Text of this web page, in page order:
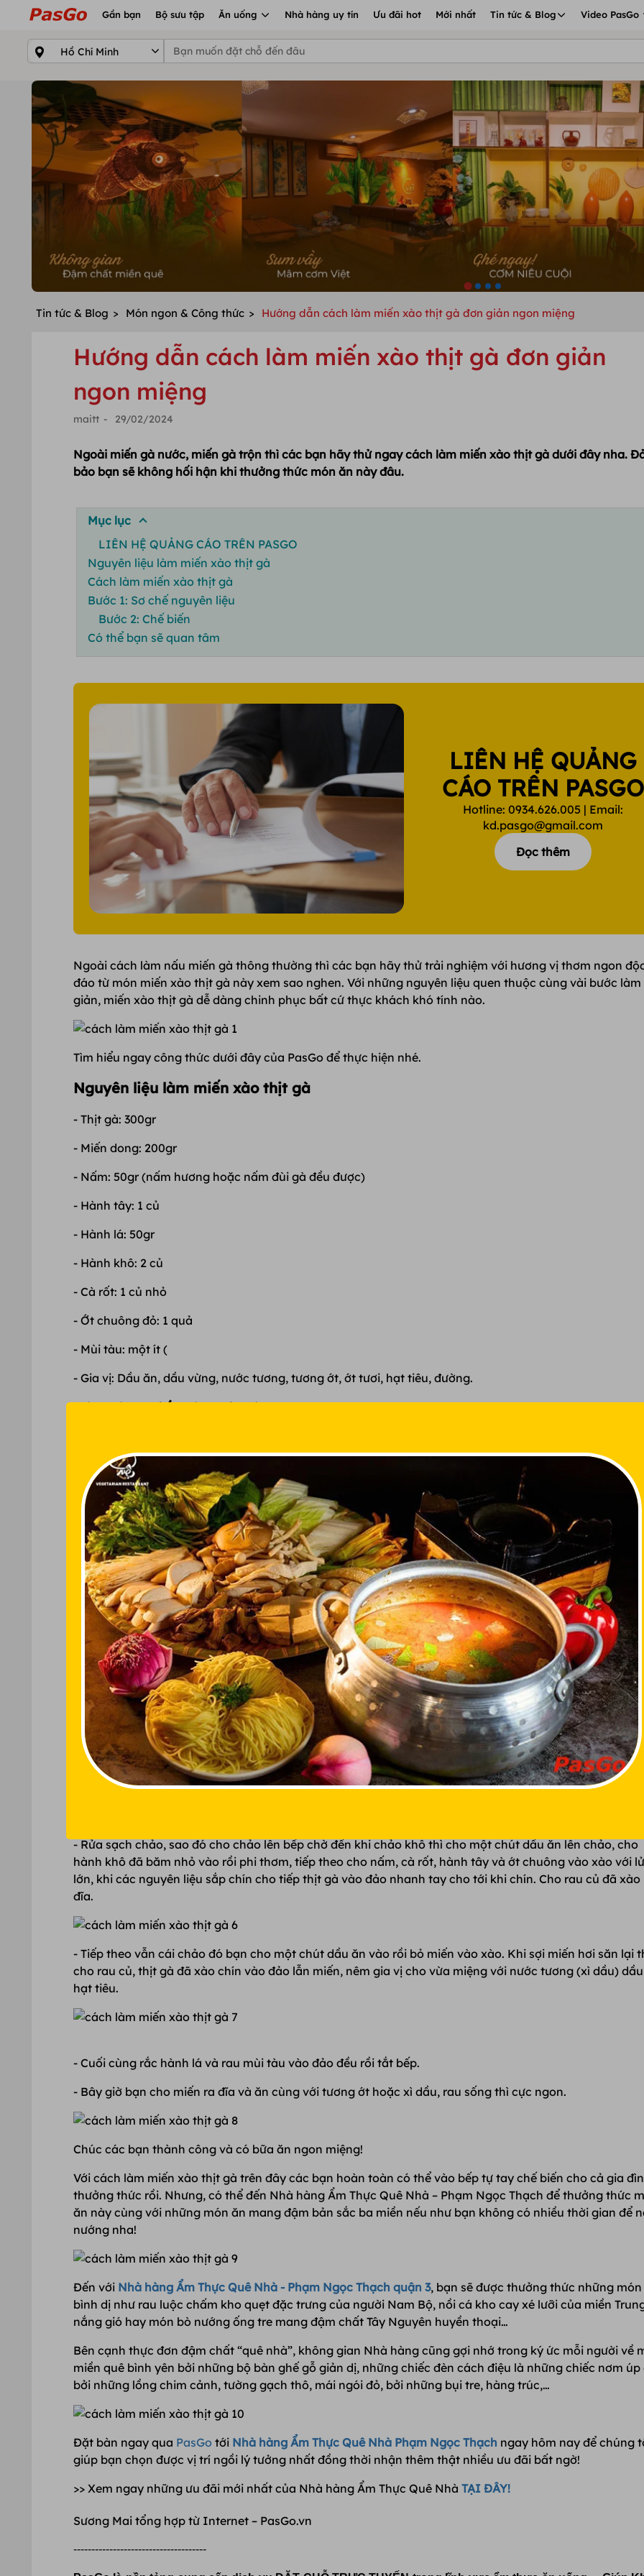
Gần bạn Bộ sưu tập Ăn uống Nhà hàng uy tín Ưu đãi hot Mới nhất Tin tức & Blog Video PasGo
Tin tức & Blog > Món ngon & Công thức > Hướng dẫn cách làm miến xào thịt gà đơn giản ngon miệng
Hướng dẫn cách làm miến xào thịt gà đơn giản
ngon miệng
maitt - 29/02/2024
Ngoài miến gà nước, miến gà trộn thì các bạn hãy thử ngay cách làm miến xào thịt gà dưới đây nha.
bảo bạn sẽ không hối hận khi thưởng thức món ăn này đâu.
Mục lục
LIÊN HỆ QUẢNG CÁO TRÊN PASGO
Nguyên liệu làm miến xào thịt gà
Cách làm miến xào thịt gà
Bước 1: Sơ chế nguyên liệu
Bước 2: Chế biến
Có thể bạn sẽ quan tâm
LIÊN HỆ QUẢNG
CÁO TRÊN PASGO
Hotline: 0934.626.005 | Email:
kd.pasgo@gmail.com
Đọc thêm
Ngoài cách làm nấu miến gà thông thường thì các bạn hãy thử trải nghiệm với hương vị thơm ngon
đáo từ món miến xào thịt gà này xem sao nghen. Với những nguyên liệu quen thuộc cùng vài bước làm
giản, miến xào thịt gà dễ dàng chinh phục bất cứ thực khách khó tính nào.
Tìm hiểu ngay công thức dưới đây của PasGo để thực hiện nhé.
Nguyên liệu làm miến xào thịt gà
- Thịt gà: 300gr
- Miến dong: 200gr
- Nấm: 50gr (nấm hương hoặc nấm đùi gà đều được)
- Hành tây: 1 củ
- Hành lá: 50gr
- Hành khô: 2 củ
- Cà rốt: 1 củ nhỏ
- Ớt chuông đỏ: 1 quả
- Mùi tàu: một ít (
- Gia vị: Dầu ăn, dầu vừng, nước tương, tương ớt, ớt tươi, hạt tiêu, đường.
Cách làm miến xào thịt gà
- Thịt gà làm sạch, sau đó cho vào luộc chín, để nguội rồi lọc lấy thịt rồi thái sợi.
- Miến dong đem ngâm với nước nóng để miến mềm ra, sau đó vớt ra để ráo nước.
- Nấm đùi gà hoặc nấm hương ngâm qua nước rồi rửa sạch, cắt chân sau đó thái sợi.
- Cà rốt rửa sạch, nạo vỏ rồi thái sợi.
- Hành tây bổ miếng cau.
- Hành khô bóc vỏ, băm nhỏ.
- Hành lá và mùi tàu rửa sạch cát khúc khoảng 5cm.
- Ớt chuông rửa sạch, thái sợi.
- Rửa sạch chảo, sao đó cho chảo lên bếp chờ đến khi chảo khô thì cho một chút dầu ăn lên chảo, cho
hành khô đã băm nhỏ vào rồi phi thơm, tiếp theo cho nấm, cà rốt, hành tây và ớt chuông vào xào với
lớn, khi các nguyên liệu sắp chín cho tiếp thịt gà vào đảo nhanh tay cho tới khi chín. Cho rau củ đã xào
đĩa.
- Tiếp theo vẫn cái chảo đó bạn cho một chút dầu ăn vào rồi bỏ miến vào xào. Khi sợi miến hơi săn lại
cho rau củ, thịt gà đã xào chín vào đảo lẫn miến, nêm gia vị cho vừa miệng với nước tương (xì dầu)
hạt tiêu.
- Cuối cùng rắc hành lá và rau mùi tàu vào đảo đều rồi tắt bếp.
- Bây giờ bạn cho miến ra đĩa và ăn cùng với tương ớt hoặc xì dầu, rau sống thì cực ngon.
Chúc các bạn thành công và có bữa ăn ngon miệng!
Với cách làm miến xào thịt gà trên đây các bạn hoàn toàn có thể vào bếp tự tay chế biến cho cả gia
thưởng thức rồi. Nhưng, có thể đến Nhà hàng Ẩm Thực Quê Nhà – Phạm Ngọc Thạch để thưởng thức
ăn này cùng với những món ăn mang đậm bản sắc ba miền nếu như bạn không có nhiều thời gian để
nướng nha!
Đến với Nhà hàng Ẩm Thực Quê Nhà - Phạm Ngọc Thạch quận 3, bạn sẽ được thưởng thức những
bình dị như rau luộc chấm kho quẹt đặc trưng của người Nam Bộ, nồi cá kho cay xé lưỡi của miền
nắng gió hay món bò nướng ống tre mang đậm chất Tây Nguyên huyền thoại…
Bên cạnh thực đơn đậm chất “quê nhà”, không gian Nhà hàng cũng gợi nhớ trong ký ức mỗi người về
miền quê bình yên bởi những bộ bàn ghế gỗ giản dị, những chiếc đèn cách điệu là những chiếc nơm úp
bởi những lồng chim cảnh, tường gạch thô, mái ngói đỏ, bởi những bụi tre, hàng trúc,…
Đặt bàn ngay qua PasGo tới Nhà hàng Ẩm Thực Quê Nhà Phạm Ngọc Thạch ngay hôm nay để chúng
giúp bạn chọn được vị trí ngồi lý tưởng nhất đồng thời nhận thêm thật nhiều ưu đãi bất ngờ!
>> Xem ngay những ưu đãi mới nhất của Nhà hàng Ẩm Thực Quê Nhà TẠI ĐÂY!
Sương Mai tổng hợp từ Internet – PasGo.vn
-------------------------------------